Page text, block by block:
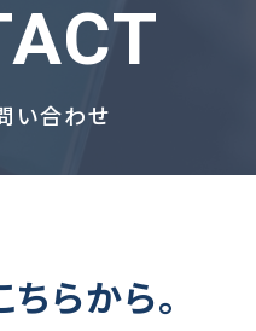
い合わせ
らから。